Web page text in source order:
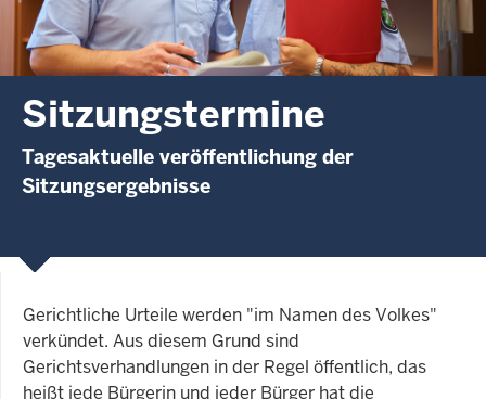
Sitzungstermine
Tagesaktuelle veröffentlichung der
Sitzungsergebnisse
Gerichtliche Urteile werden "im Namen des Volkes"
verkündet. Aus diesem Grund sind
Gerichtsverhandlungen in der Regel öffentlich, das
heißt jede Bürgerin und jeder Bürger hat die